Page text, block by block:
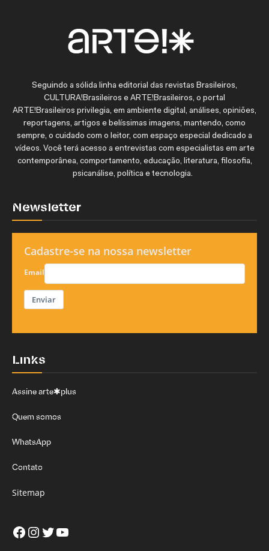
Seguindo a sólida linha editorial das revistas Brasileiros,
CULTURA!Brasileiros e ARTE!Brasileiros, o portal
ARTE!Brasileiros privilegia, em ambiente digital, análises, opiniões,
reportagens, artigos e belíssimas imagens, mantendo, como
sempre, o cuidado com o leitor, com espaço especial dedicado a
vídeos. Você terá acesso a entrevistas com especialistas em arte
contemporânea, comportamento, educação, literatura, filosofia,
psicanálise, política e tecnologia.
Newsletter
Cadastre-se na nossa newsletter
Email
Enviar
Links
Assine arte✱plus
Quem somos
WhatsApp
Contato
Sitemap
Facebook
Instagram
Twitter
Youtube